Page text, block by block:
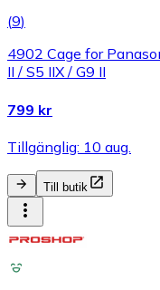
(9)
4902 Cage for
II / S5 IIX / G9 II
799 kr
Tillgänglig: 10 aug.
Till butik